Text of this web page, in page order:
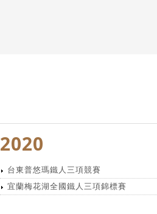
2020
台東普悠瑪鐵人三項競賽
宜蘭梅花湖全國鐵人三項錦標賽